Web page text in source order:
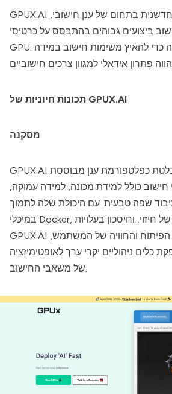
GPUX.AI
ביצועים גבוהים בהתבסס על כרטיסי
GPU. הפלטפורמה זו נוצרה כדי להאיץ משימות חישוב במידה
תכונות חיוניות של GPUX.AI
מסקנה
GPUX.AI
חישוב כולל למידת מכונה, למידה עמוקה,
שפה טבעית. עם היכולת שלה לתמוך
GPUX.AI
כלים ניהוליים יקרי ערך לאופטימיזציה
של משאבי החישוב.